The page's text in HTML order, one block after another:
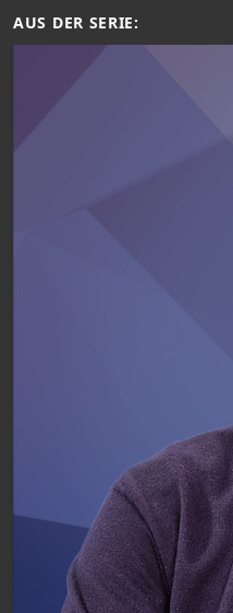
AUS DER SERIE: